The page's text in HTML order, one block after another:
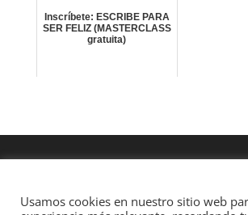
Inscríbete: ESCRIBE PARA
SER FELIZ (MASTERCLASS
gratuita)
Usamos cookies en nuestro sitio web